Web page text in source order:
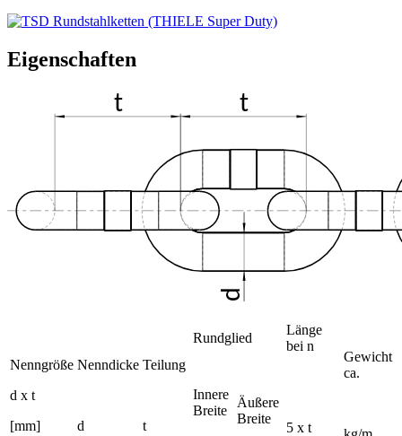
Eigenschaften
Nenngröße
d x t
[mm]
Nenndicke
d
Teilung
t
Rundglied
Länge
bei n
Gewicht
ca.
Innere
Breite
Äußere
Breite
5 x t